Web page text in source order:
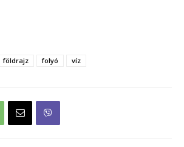
földrajz folyó víz